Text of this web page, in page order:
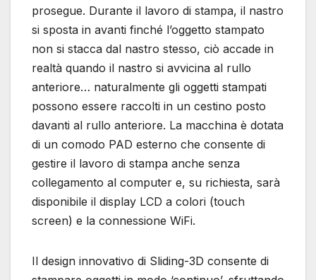
prosegue. Durante il lavoro di stampa, il nastro
si sposta in avanti finché l’oggetto stampato
non si stacca dal nastro stesso, ciò accade in
realtà quando il nastro si avvicina al rullo
anteriore… naturalmente gli oggetti stampati
possono essere raccolti in un cestino posto
davanti al rullo anteriore. La macchina è dotata
di un comodo PAD esterno che consente di
gestire il lavoro di stampa anche senza
collegamento al computer e, su richiesta, sarà
disponibile il display LCD a colori (touch
screen) e la connessione WiFi.
Il design innovativo di Sliding-3D consente di